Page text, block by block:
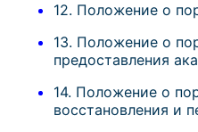
12. Положение о
13. Положение о
предоставления
14. Положение о
восстановления и